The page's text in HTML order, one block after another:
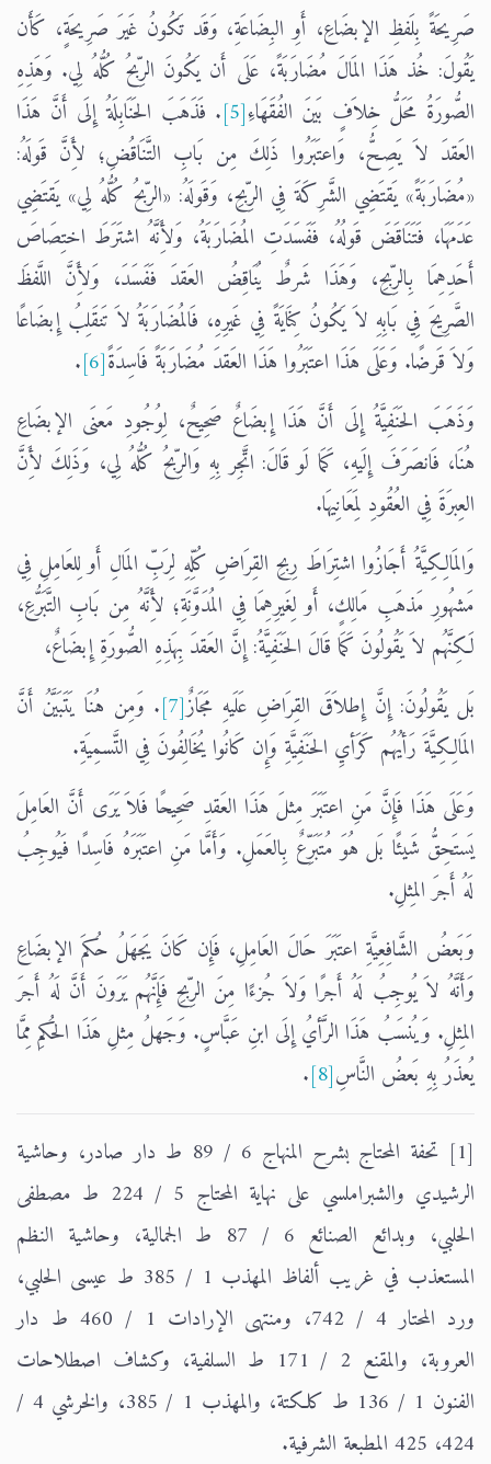
صَرِيحَةً بِلَفظِ الإبضَاعِ، أَوِ البِضَاعَةِ، وَقَد تَكُونُ غَيرَ صَرِيحَةٍ، كَأَن
يَقُولَ: خُذ هَذَا المَالَ مُضَارَبَةً، عَلَى أَن يَكُونَ الرِّبحُ كُلُّهُ لِي. وَهَذِهِ
الصُّورَةُ مَحَلُّ خِلاَفٍ بَينَ الفُقَهَاءِ[5] . فَذَهَبَ الحَنَابِلَةُ إِلَى أَنَّ هَذَا
العَقدَ لاَ يَصِحُّ، وَاعتَبَرُوا ذَلِكَ مِن بَابِ التَّنَاقُضِ؛ لأَِنَّ قَولَهُ:
«مُضَارَبَةً» يَقتَضِي الشَّرِكَةَ فِي الرِّبحِ، وَقَولَهُ: «الرِّبحُ كُلُّهُ لِي» يَقتَضِي
عَدَمَهَا، فَتَنَاقَضَ قَولُهُ، فَفَسَدَتِ المُضَارَبَةُ، وَلأَِنَّهُ اشتَرَطَ اختِصَاصَ
أَحَدِهِمَا بِالرِّبحِ، وَهَذَا شَرطٌ يُنَاقِضُ العَقدَ فَفَسَدَ، وَلأَِنَّ اللَّفظَ
الصَّرِيحَ فِي بَابِهِ لاَ يَكُونُ كِنَايَةً فِي غَيرِهِ، فَالمُضَارَبَةُ لاَ تَنقَلِبُ إِبضَاعًا
وَلاَ قَرضًا. وَعَلَى هَذَا اعتَبَرُوا هَذَا العَقدَ مُضَارَبَةً فَاسِدَةً[6]
.
وَذَهَبَ الحَنَفِيَّةُ إِلَى أَنَّ هَذَا إِبضَاعٌ صَحِيحٌ، لِوُجُودِ مَعنَى الإبضَاعِ
هُنَا، فَانصَرَفَ إِلَيهِ، كَمَا لَو قَالَ: اتَّجِر بِهِ وَالرِّبحُ كُلُّهُ لِي، وَذَلِكَ لأَِنَّ
العِبرَةَ فِي العُقُودِ لِمَعَانِيهَا.
وَالمَالِكِيَّةُ أَجَازُوا اشتِرَاطَ رِبحِ القِرَاضِ كُلِّهِ لِرَبِّ المَالِ أَو لِلعَامِلِ فِي
مَشهُورِ مَذهَبِ مَالِكٍ، أَو لِغَيرِهِمَا فِي المُدَوَّنَةِ؛ لأَِنَّهُ مِن بَابِ التَّبَرُّعِ،
لَكِنَّهُم لاَ يَقُولُونَ كَمَا قَالَ الحَنَفِيَّةُ: إِنَّ العَقدَ بِهَذِهِ الصُّورَةِ إِبضَاعٌ،
بَل يَقُولُونَ: إِنَّ إِطلاَقَ القِرَاضِ عَلَيهِ مَجَازٌ[7] . وَمِن هُنَا يَتَبَيَّنُ أَنَّ
المَالِكِيَّةَ رَأيُهُم كَرَأيِ الحَنَفِيَّةِ وَإِن كَانُوا يُخَالِفُونَ فِي التَّسمِيَةِ.
وَعَلَى هَذَا فَإِنَّ مَنِ اعتَبَرَ مِثلَ هَذَا العَقدِ صَحِيحًا فَلاَ يَرَى أَنَّ العَامِلَ
يَستَحِقُّ شَيئًا بَل هُوَ مُتَبَرِّعٌ بِالعَمَلِ. وَأَمَّا مَنِ اعتَبَرَهُ فَاسِدًا فَيُوجِبُ
لَهُ أَجرَ المِثلِ.
وَبَعضُ الشَّافِعِيَّةِ اعتَبَرَ حَالَ العَامِلِ، فَإِن كَانَ يَجهَلُ حُكمَ الإبضَاعِ
وَأَنَّهُ لاَ يُوجِبُ لَهُ أَجرًا وَلاَ جُزءًا مِنَ الرِّبحِ فَإِنَّهُم يَرَونَ أَنَّ لَهُ أَجرَ
المِثلِ. وَيُنسَبُ هَذَا الرَّأيُ إِلَى ابنِ عَبَّاسٍ. وَجَهلُ مِثلِ هَذَا الحُكمِ مِمَّا
يُعذَرُ بِهِ بَعضُ النَّاسِ[8]
.
[1] تحفة المحتاج بشرح المنهاج 6 / 89 ط دار صادر، وحاشية
الرشيدي والشبراملسي على نهاية المحتاج 5 / 224 ط مصطفى
الحلبي، وبدائع الصنائع 6 / 87 ط الجمالية، وحاشية النظم
المستعذب في غريب ألفاظ المهذب 1 / 385 ط عيسى الحلبي،
ورد المحتار 4 / 742، ومنتهى الإرادات 1 / 460 ط دار
العروبة، والمقنع 2 / 171 ط السلفية، وكشاف اصطلاحات
الفنون 1 / 136 ط كلكتة، والمهذب 1 / 385، والخرشي 4 /
424، 425 المطبعة الشرفية.